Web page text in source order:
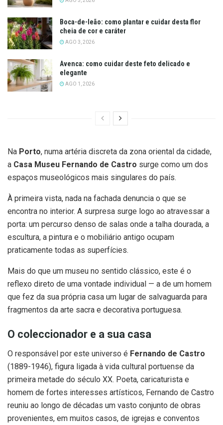
Boca-de-leão: como plantar e cuidar desta flor
cheia de cor e caráter
AGO 3, 2026
Avenca: como cuidar deste feto delicado e
elegante
AGO 1, 2026
Na Porto, numa artéria discreta da zona oriental da cidade,
a Casa Museu Fernando de Castro surge como um dos
espaços museológicos mais singulares do país.
À primeira vista, nada na fachada denuncia o que se
encontra no interior. A surpresa surge logo ao atravessar a
porta: um percurso denso de salas onde a talha dourada, a
escultura, a pintura e o mobiliário antigo ocupam
praticamente todas as superfícies.
Mais do que um museu no sentido clássico, este é o
reflexo direto de uma vontade individual — a de um homem
que fez da sua própria casa um lugar de salvaguarda para
fragmentos da arte sacra e decorativa portuguesa.
O coleccionador e a sua casa
O responsável por este universo é Fernando de Castro
(1889-1946), figura ligada à vida cultural portuense da
primeira metade do século XX. Poeta, caricaturista e
homem de fortes interesses artísticos, Fernando de Castro
reuniu ao longo de décadas um vasto conjunto de obras
provenientes, em muitos casos, de igrejas e conventos